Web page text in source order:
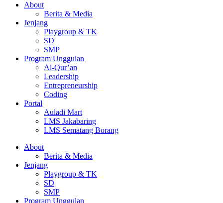
About
Berita & Media
Jenjang
Playgroup & TK
SD
SMP
Program Unggulan
Al-Qur’an
Leadership
Entrepreneurship
Coding
Portal
Auladi Mart
LMS Jakabaring
LMS Sematang Borang
About
Berita & Media
Jenjang
Playgroup & TK
SD
SMP
Program Unggulan